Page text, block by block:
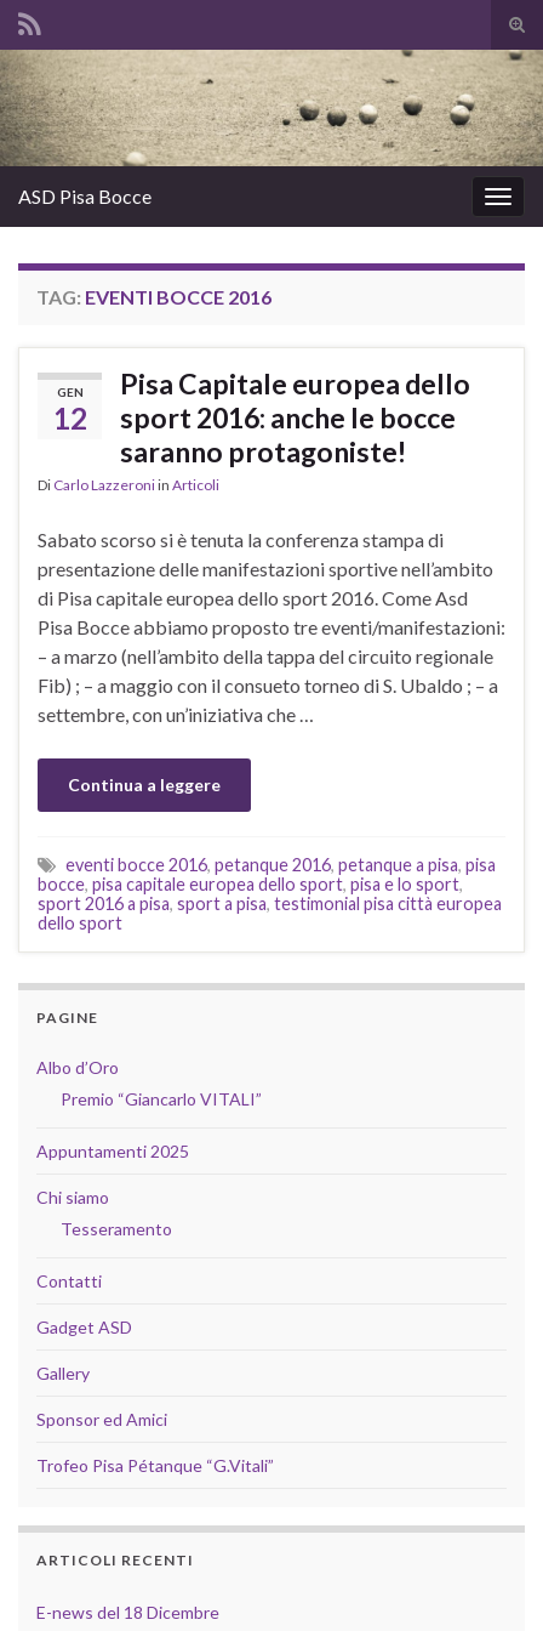
il
di
Search for:
la
ASD Pisa Bocce
TAG: EVENTI BOCCE 2016
GEN
12
Pisa Capitale europea dello
sport 2016: anche le bocce
saranno protagoniste!
Di Carlo Lazzeroniin Articoli
Sabato scorso si è tenuta la conferenza stampa di
presentazione delle manifestazioni sportive nell’ambito
di Pisa capitale europea dello sport 2016. Come Asd
Pisa Bocce abbiamo proposto tre eventi/manifestazioni:
– a marzo (nell’ambito della tappa del circuito regionale
Fib) ; – a maggio con il consueto torneo di S. Ubaldo ; – a
settembre, con un’iniziativa che …
Continua a leggere
eventi bocce 2016, petanque 2016, petanque a pisa, pisa
bocce, pisa capitale europea dello sport, pisa e lo sport,
sport 2016 a pisa, sport a pisa, testimonial pisa città europea
dello sport
PAGINE
Albo d’Oro
Premio “Giancarlo VITALI”
Appuntamenti 2025
Chi siamo
Tesseramento
Contatti
Gadget ASD
Gallery
Sponsor ed Amici
Trofeo Pisa Pétanque “G.Vitali”
ARTICOLI RECENTI
E-news del 18 Dicembre